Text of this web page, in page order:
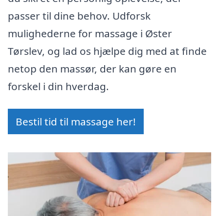
passer til dine behov. Udforsk
mulighederne for massage i Øster
Tørslev, og lad os hjælpe dig med at finde
netop den massør, der kan gøre en
forskel i din hverdag.
Bestil tid til massage her!